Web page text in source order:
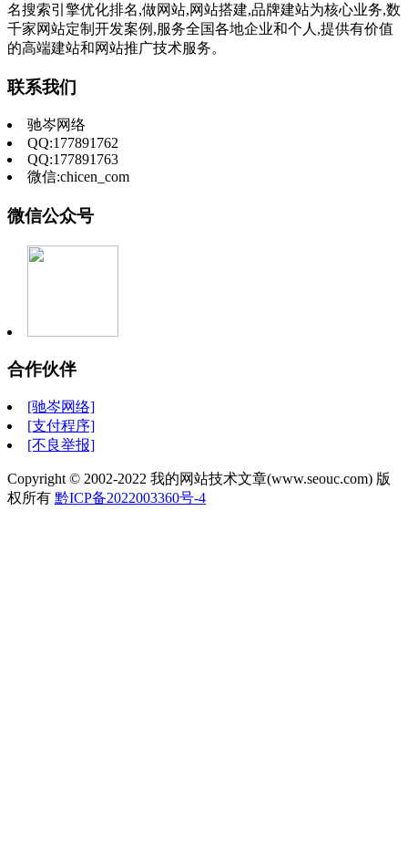
名搜索引擎优化排名,做网站,网站搭建,品牌建站为核心业务,数
千家网站定制开发案例,服务全国各地企业和个人,提供有价值
的高端建站和网站推广技术服务。
联系我们
驰岑网络
QQ:177891762
QQ:177891763
微信:chicen_com
微信公众号
合作伙伴
[驰岑网络]
[支付程序]
[不良举报]
Copyright © 2002-2022 我的网站技术文章(www.seouc.com) 版
权所有 黔ICP备2022003360号-4